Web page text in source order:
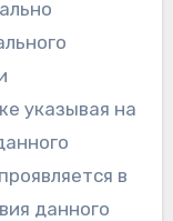
указывая на
в
данного